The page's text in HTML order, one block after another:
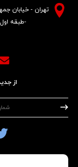
تهران - خیابان
-طبقه اول -واحد ۱۱۶ -
از